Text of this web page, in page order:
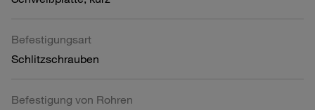
Befestigungsart
Schlitzschrauben
Befestigung von Rohren